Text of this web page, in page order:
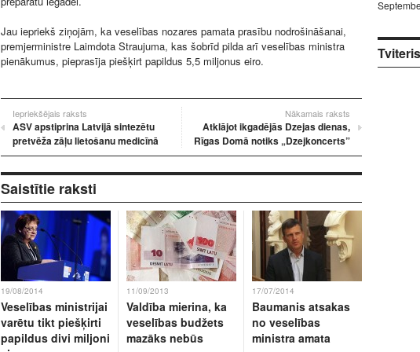
Jau iepriekš ziņojām, ka veselības nozares pamata prasību nodrošināšanai,
premjerministre Laimdota Straujuma, kas šobrīd pilda arī veselības ministra
pienākumus, pieprasīja piešķirt papildus 5,5 miljonus eiro.
Iepriekšējais raksts
ASV apstiprina Latvijā sintezētu
pretvēža zāļu lietošanu medicīnā
Nākamais raksts
Atklājot ikgadējās Dzejas dienas,
Rīgas Domā notiks „Dzejkoncerts”
Saistītie raksti
19/08/2014
Veselības ministrijai
varētu tikt piešķirti
papildus divi miljoni
11/09/2013
Valdība mierina, ka
veselības budžets
mazāks nebūs
17/07/2014
Baumanis atsakas
no veselības
ministra amata
Tviteris